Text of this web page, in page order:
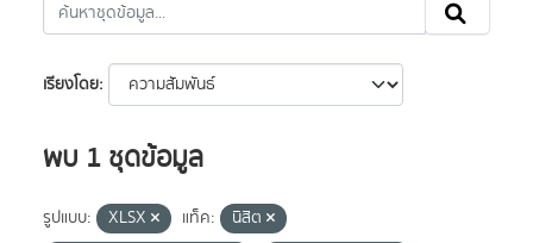
เรียงโดย
พบ 1 ชุดข้อมูล
รูปแบบ: XLSX แท็ค:
นิสิต